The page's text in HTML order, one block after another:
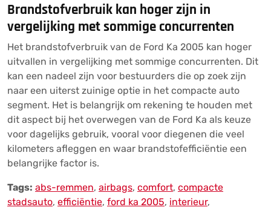
Brandstofverbruik kan hoger zijn in
vergelijking met sommige concurrenten
Het brandstofverbruik van de Ford Ka 2005 kan hoger
uitvallen in vergelijking met sommige concurrenten. Dit
kan een nadeel zijn voor bestuurders die op zoek zijn
naar een uiterst zuinige optie in het compacte auto
segment. Het is belangrijk om rekening te houden met
dit aspect bij het overwegen van de Ford Ka als keuze
voor dagelijks gebruik, vooral voor diegenen die veel
kilometers afleggen en waar brandstofefficiëntie een
belangrijke factor is.
Tags: abs-remmen, airbags, comfort, compacte
stadsauto, efficiëntie, ford ka 2005, interieur,